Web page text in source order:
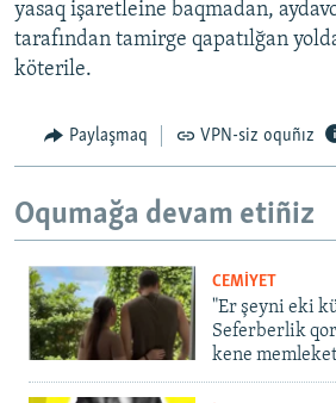
yasaq işaretleine baqmadan,
tarafından tamirge qapatılğan
köterile.
Paylaşmaq VPN-siz oquñız
Oqumağa devam etiñiz
CEMİYET
"Er şeyni eki
Seferberlik
kene